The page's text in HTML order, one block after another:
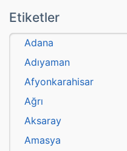
Etiketler
Adana
Adıyaman
Afyonkarahisar
Ağrı
Aksaray
Amasya